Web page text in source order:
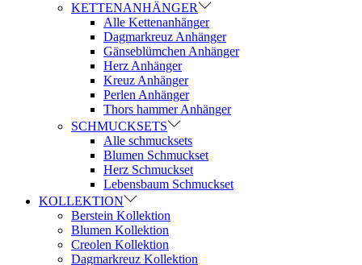
KETTENANHÄNGER
Alle Kettenanhänger
Dagmarkreuz Anhänger
Gänseblümchen Anhänger
Herz Anhänger
Kreuz Anhänger
Perlen Anhänger
Thors hammer Anhänger
SCHMUCKSETS
Alle schmucksets
Blumen Schmuckset
Herz Schmuckset
Lebensbaum Schmuckset
KOLLEKTION
Berstein Kollektion
Blumen Kollektion
Creolen Kollektion
Dagmarkreuz Kollektion